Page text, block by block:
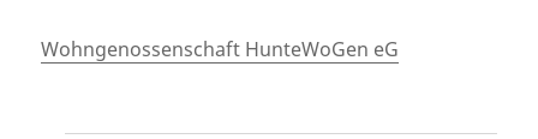
Wohngenossenschaft HunteWoGen eG